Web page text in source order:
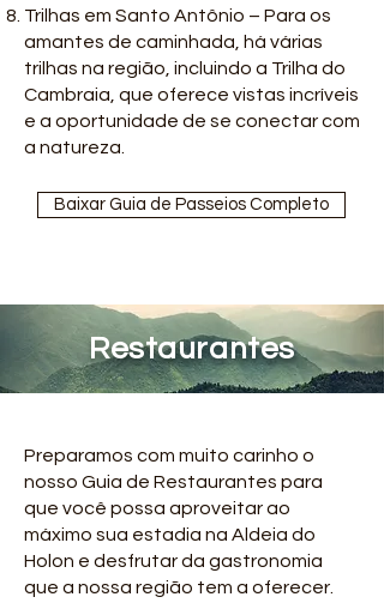
Trilhas em Santo Antônio – Para os
amantes de caminhada, há várias
trilhas na região, incluindo a Trilha do
Cambraia, que oferece vistas incríveis
e a oportunidade de se conectar com
a natureza.
Baixar Guia de Passeios Completo
Restaurantes
Preparamos com muito carinho o
nosso Guia de Restaurantes para
que você possa aproveitar ao
máximo sua estadia na Aldeia do
Holon e desfrutar da gastronomia
que a nossa região tem a oferecer.